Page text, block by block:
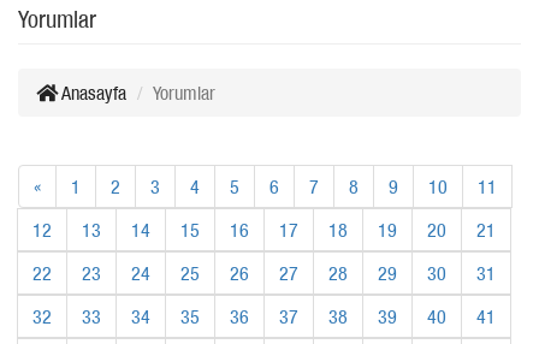
Yorumlar
Anasayfa Yorumlar
« 1 2 3 4 5 6 7 8 9 10
11
12
13 14 15 16 17 18 19 20
21
22
23 24 25 26 27 28 29 30
31
32
33 34 35 36 37 38 39 40
41